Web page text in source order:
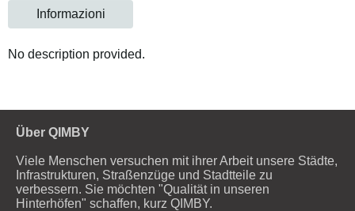
Informazioni
No description provided.
Über QIMBY
Viele Menschen versuchen mit ihrer Arbeit unsere Städte,
Infrastrukturen, Straßenzüge und Stadtteile zu
verbessern. Sie möchten "Qualität in unseren
Hinterhöfen" schaffen, kurz QIMBY.